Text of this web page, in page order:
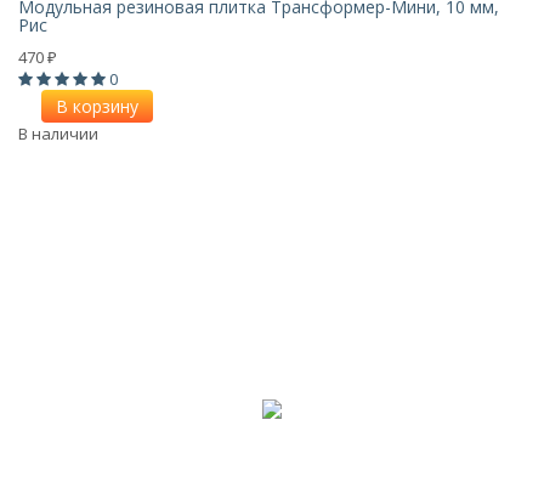
Модульная резиновая плитка Трансформер-Мини, 10 мм,
Рис
470 ₽
0
В корзину
В наличии